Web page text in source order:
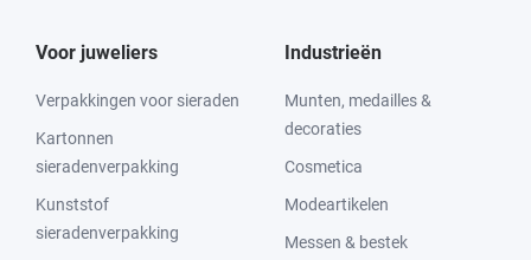
Voor juweliers
Verpakkingen voor sieraden
Kartonnen
sieradenverpakking
Kunststof
sieradenverpakking
Industrieën
Munten, medailles &
decoraties
Cosmetica
Modeartikelen
Messen & bestek